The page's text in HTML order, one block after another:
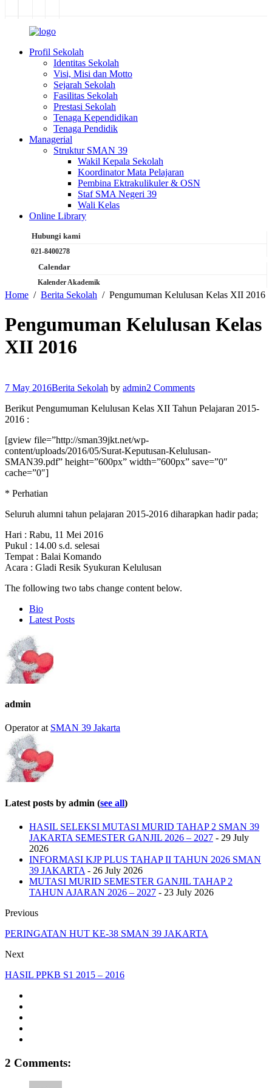
Profil Sekolah
Identitas Sekolah
Visi, Misi dan Motto
Sejarah Sekolah
Fasilitas Sekolah
Prestasi Sekolah
Tenaga Kependidikan
Tenaga Pendidik
Managerial
Struktur SMAN 39
Wakil Kepala Sekolah
Koordinator Mata Pelajaran
Pembina Ektrakulikuler & OSN
Staf SMA Negeri 39
Wali Kelas
Online Library
Hubungi kami
021-8400278
Calendar
Kalender Akademik
Home Berita Sekolah Pengumuman Kelulusan Kelas XII 2016
Pengumuman Kelulusan Kelas
XII 2016
7 May 2016Berita Sekolah by admin2 Comments
Berikut Pengumuman Kelulusan Kelas XII Tahun Pelajaran 2015-
2016 :
[gview file=”http://sman39jkt.net/wp-
content/uploads/2016/05/Surat-Keputusan-Kelulusan-
SMAN39.pdf” height=”600px” width=”600px” save=”0″
cache=”0″]
* Perhatian
Seluruh alumni tahun pelajaran 2015-2016 diharapkan hadir pada;
Hari : Rabu, 11 Mei 2016
Pukul : 14.00 s.d. selesai
Tempat : Balai Komando
Acara : Gladi Resik Syukuran Kelulusan
The following two tabs change content below.
Bio
Latest Posts
admin
Operatorat SMAN 39 Jakarta
Latest posts by admin (see all)
HASIL SELEKSI MUTASI MURID TAHAP 2 SMAN 39
JAKARTA SEMESTER GANJIL 2026 – 2027 - 29 July
2026
INFORMASI KJP PLUS TAHAP II TAHUN 2026 SMAN
39 JAKARTA - 26 July 2026
MUTASI MURID SEMESTER GANJIL TAHAP 2
TAHUN AJARAN 2026 – 2027 - 23 July 2026
Previous
PERINGATAN HUT KE-38 SMAN 39 JAKARTA
Next
HASIL PPKB S1 2015 – 2016
2 Comments: